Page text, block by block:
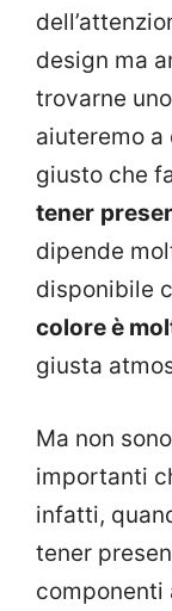
design ma
trovarne
aiuteremo
giusto che
tener
dipende
disponibile
colore è
giusta
Ma non
importanti
infatti,
tener
componenti